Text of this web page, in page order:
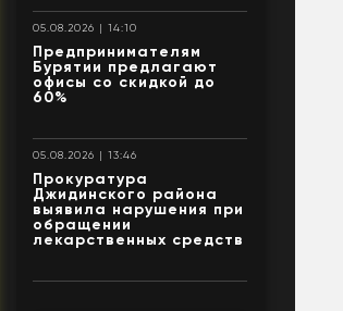
05.08.2026 | 14:10
Предпринимателям
Бурятии предлагают
офисы со скидкой до
60%
05.08.2026 | 13:46
Прокуратура
Джидинского района
выявила нарушения при
обращении
лекарственных средств